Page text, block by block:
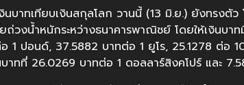
บาทเทียบเงินสกุลโลก วานนี้ (13 มิ.ย.) ยังทรงตัว
ถ่วงน้ำหนักระหว่างธนาคารพาณิชย์ โดยให้เงินบ
1 ปอนด์, 37.5882 บาทต่อ 1 ยูโร, 25.1278 ต่อ
าทที่ 26.0269 บาทต่อ 1 ดอลลาร์สิงคโปร์ และ